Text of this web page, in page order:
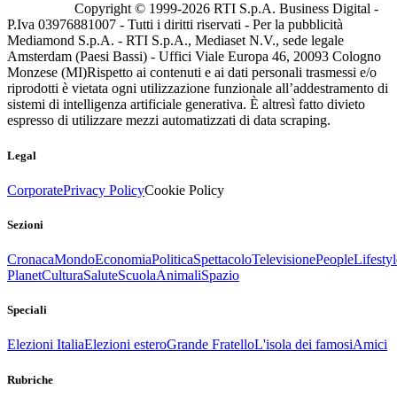
Copyright © 1999-2026 RTI S.p.A. Business Digital -
P.Iva 03976881007 - Tutti i diritti riservati - Per la pubblicità
Mediamond S.p.A. - RTI S.p.A., Mediaset N.V., sede legale
Amsterdam (Paesi Bassi) - Uffici Viale Europa 46, 20093 Cologno
Monzese (MI)Rispetto ai contenuti e ai dati personali trasmessi e/o
riprodotti è vietata ogni utilizzazione funzionale all’addestramento di
sistemi di intelligenza artificiale generativa. È altresì fatto divieto
espresso di utilizzare mezzi automatizzati di data scraping.
Legal
CorporatePrivacy PolicyCookie Policy
Sezioni
CronacaMondoEconomiaPoliticaSpettacoloTelevisionePeople
PlanetCulturaSaluteScuolaAnimaliSpazio
Speciali
Elezioni ItaliaElezioni esteroGrande FratelloL'isola dei famosiAmici
Rubriche